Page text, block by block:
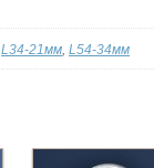
L34-21мм L54-34мм